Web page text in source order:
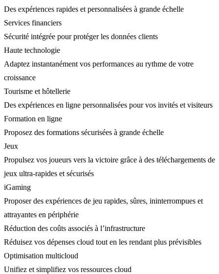
Des expériences rapides et personnalisées à grande échelle
Services financiers
Sécurité intégrée pour protéger les données clients
Haute technologie
Adaptez instantanément vos performances au rythme de votre
croissance
Tourisme et hôtellerie
Des expériences en ligne personnalisées pour vos invités et visiteurs
Formation en ligne
Proposez des formations sécurisées à grande échelle
Jeux
Propulsez vos joueurs vers la victoire grâce à des téléchargements de
jeux ultra-rapides et sécurisés
iGaming
Proposer des expériences de jeu rapides, sûres, ininterrompues et
attrayantes en périphérie
Réduction des coûts associés à l’infrastructure
Réduisez vos dépenses cloud tout en les rendant plus prévisibles
Optimisation multicloud
Unifiez et simplifiez vos ressources cloud